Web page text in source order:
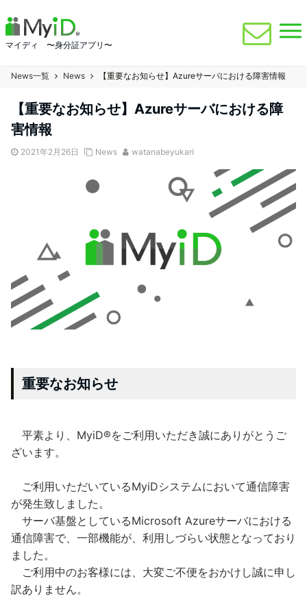
マイディ 〜身分証アプリ〜
News一覧 News 【重要なお知らせ】Azureサーバにおける障害情報
【重要なお知らせ】Azureサーバにおける障
害情報
2021年2月26日 News watanabeyukari
重要なお知らせ
平素より、MyiD®をご利用いただき誠にありがとうご
ざいます。
ご利用いただいているMyiDシステムにおいて通信障害
が発生致しました。
サーバ基盤としているMicrosoft Azureサーバにおける
通信障害で、一部機能が、利用しづらい状態となっており
ました。
ご利用中のお客様には、大変ご不便をおかけし誠に申し
訳ありません。